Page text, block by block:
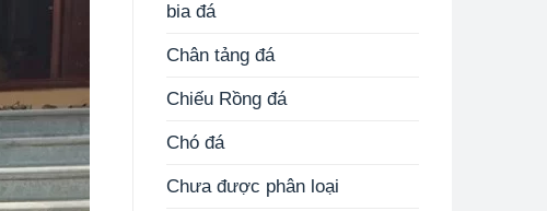
bia đá
Chân tảng đá
Chiếu Rồng đá
Chó đá
Chưa được phân loại